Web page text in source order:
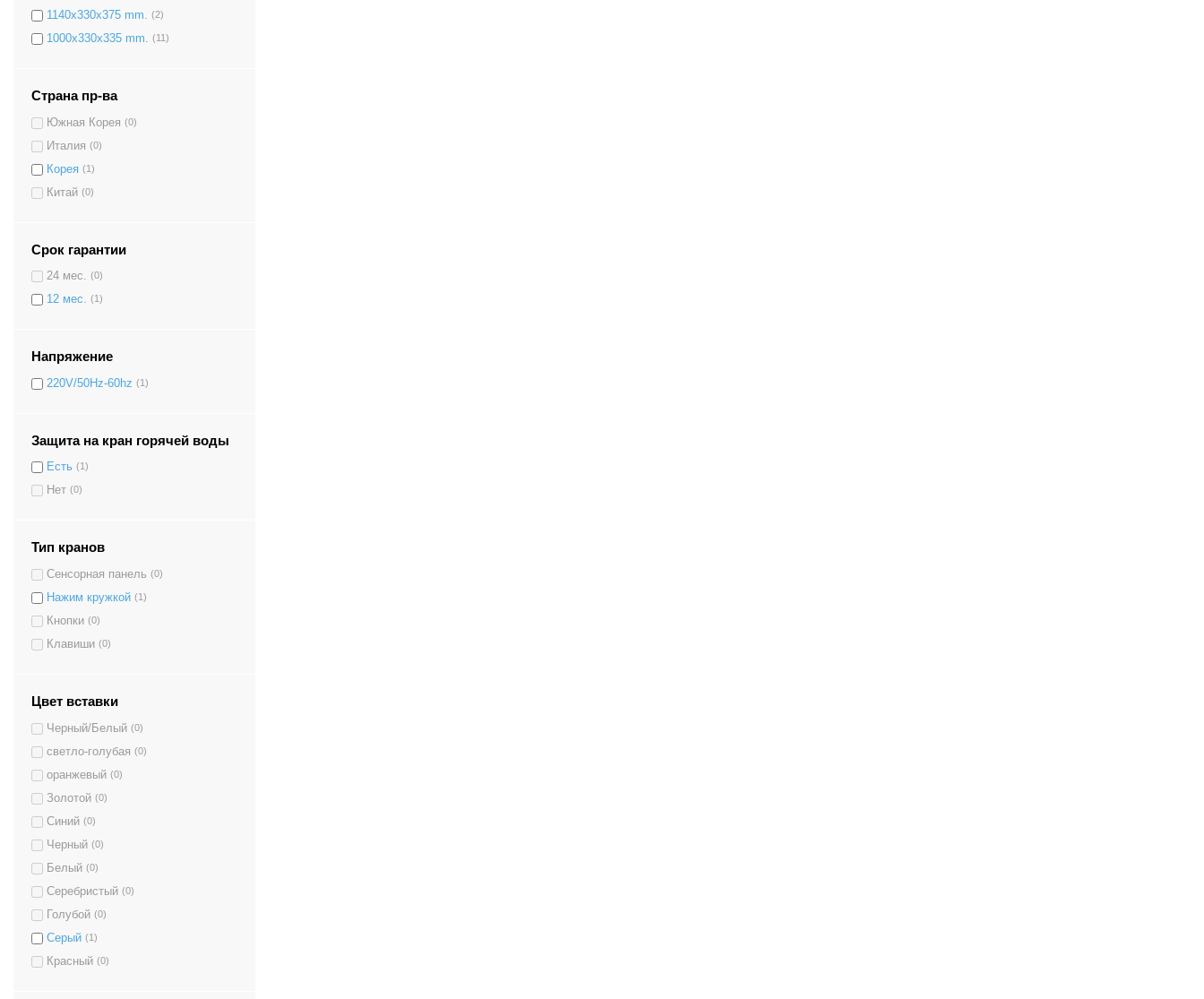
1140x330x375 mm. (2)
1000x330x335 mm. (11)
Страна пр-ва
Южная Корея (0)
Италия (0)
Корея (1)
Китай (0)
Срок гарантии
24 мес. (0)
12 мес. (1)
Напряжение
220V/50Hz-60hz (1)
Защита на кран горячей воды
Есть (1)
Нет (0)
Тип кранов
Сенсорная панель (0)
Нажим кружкой (1)
Кнопки (0)
Клавиши (0)
Цвет вставки
Черный/Белый (0)
светло-голубая (0)
оранжевый (0)
Золотой (0)
Синий (0)
Черный (0)
Белый (0)
Серебристый (0)
Голубой (0)
Серый (1)
Красный (0)